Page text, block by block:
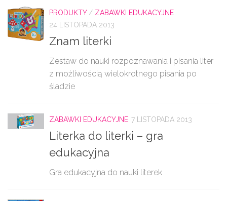
PRODUKTY/ ZABAWKI EDUKACYJNE
24 LISTOPADA 2013
Znam literki
Zestaw do nauki rozpoznawania i pisania liter
z możliwością wielokrotnego pisania po
śladzie
ZABAWKI EDUKACYJNE 7 LISTOPADA 2013
Literka do literki – gra
edukacyjna
Gra edukacyjna do nauki literek